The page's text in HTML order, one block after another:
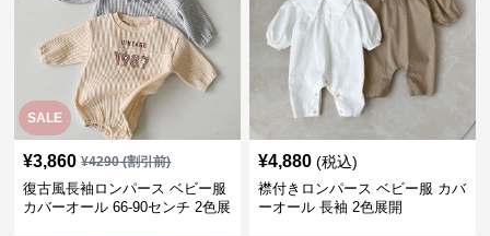
SALE
¥3,860 ¥4290(割引前)
復古風長袖ロンパース ベビー服
カバーオール 66-90センチ 2色展
¥4,880 (税込)
襟付きロンパース ベビー服 カバ
ーオール 長袖 2色展開